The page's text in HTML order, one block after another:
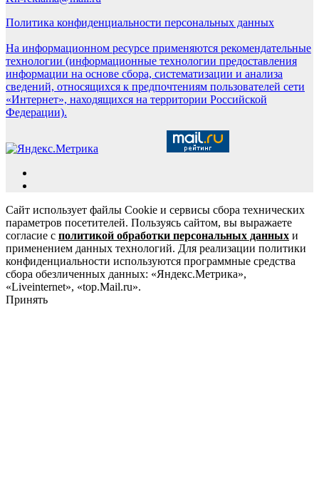
Политика конфиденциальности персональных данных
На информационном ресурсе применяются рекомендательные
технологии (информационные технологии предоставления
информации на основе сбора, систематизации и анализа
сведений, относящихся к предпочтениям пользователей сети
«Интернет», находящихся на территории Российской
Федерации).
Сайт использует файлы Cookie и сервисы сбора технических
параметров посетителей. Пользуясь сайтом, вы выражаете
согласие с политикой обработки персональных данных и
применением данных технологий. Для реализации политики
конфиденциальности используются программные средства
сбора обезличенных данных: «Яндекс.Метрика»,
«Liveinternet», «top.Mail.ru».
Принять